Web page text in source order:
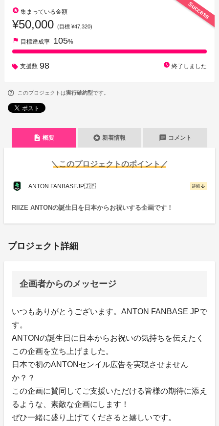
Success
stars 集まっている金額
¥50,000 (目標 ¥47,320)
flag 目標達成率 105%
支援数 98 watch_later 終了しました
このプロジェクトは実行確約型です。
description 概要 stars 新着情報 chat コメント
＼このプロジェクトのポイント／
ANTON FANBASEJP🇯🇵 詳細 arrow_downward
RIIZE ANTONの誕生日を日本からお祝いする企画です！
プロジェクト詳細
企画者からのメッセージ
いつもありがとうございます。ANTON FANBASE JPで
す。
ANTONの誕生日に日本からお祝いの気持ちを伝えたく
この企画を立ち上げました。
日本で初のANTONセンイル広告を実現させません
か？？
この企画に賛同してご支援いただける皆様の期待に添え
るような、素敵な企画にします！
ぜひ一緒に盛り上げてくださると嬉しいです。